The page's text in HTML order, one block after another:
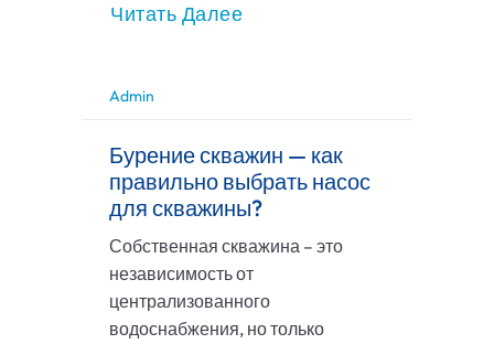
Читать Далее
Admin
Бурение скважин — как
правильно выбрать насос
для скважины?
Собственная скважина – это
независимость от
централизованного
водоснабжения, но только